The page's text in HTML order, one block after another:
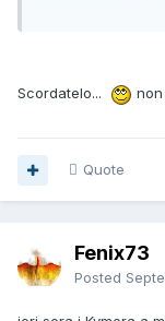
Scordatelo...
Quote
Fenix73
Posted